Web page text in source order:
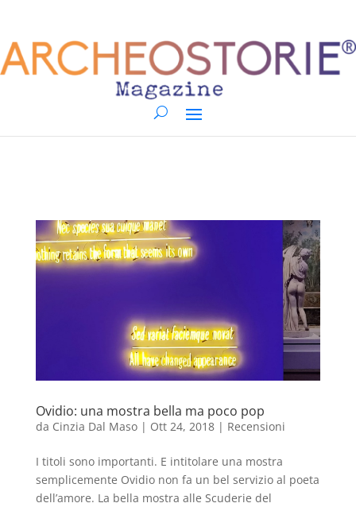
Ovidio: una mostra bella ma poco pop
da Cinzia Dal Maso| Ott 24, 2018| Recensioni
I titoli sono importanti. E intitolare una mostra
semplicemente Ovidio non fa un bel servizio al poeta
dell’amore. La bella mostra alle Scuderie del